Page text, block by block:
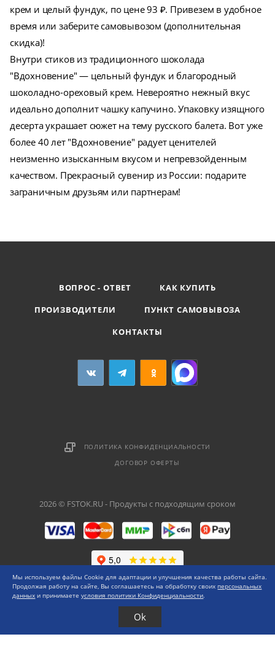
крем и целый фундук, по цене 93 ₽. Привезем в удобное
время или заберите самовывозом (дополнительная
скидка)!
Внутри стиков из традиционного шоколада
"Вдохновение" — цельный фундук и благородный
шоколадно-ореховый крем. Невероятно нежный вкус
идеально дополнит чашку капучино. Упаковку изящного
десерта украшает сюжет на тему русского балета. Вот уже
более 40 лет "Вдохновение" радует ценителей
неизменно изысканным вкусом и непревзойденным
качеством. Прекрасный сувенир из России: подарите
заграничным друзьям или партнерам!
ВОПРОС - ОТВЕТ
КАК КУПИТЬ
ПРОИЗВОДИТЕЛИ
ПУНКТ САМОВЫВОЗА
КОНТАКТЫ
ПОЛИТИКА КОНФИДЕНЦИАЛЬНОСТИ
ДОГОВОР ОФЕРТЫ
2026 © FSTOK.RU - Продукты с подходящим сроком
Мы используем файлы Cookie для адаптации и улучшения качества работы сайта.
Продолжая работу на сайте, Вы соглашаетесь на обработку своихперсональных
данных и принимаетеусловия политики Конфиденциальности.
Ok